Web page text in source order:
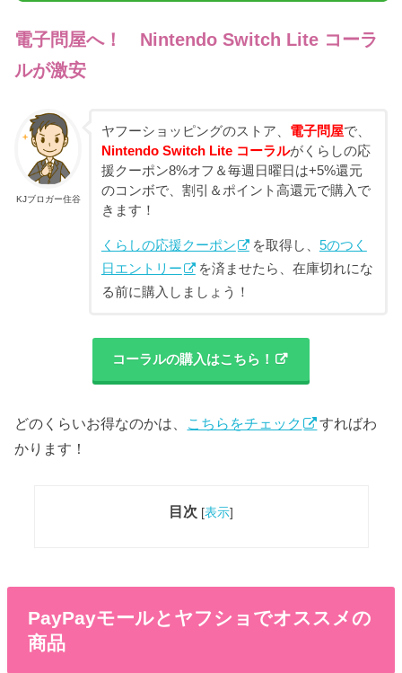
電子問屋へ！ Nintendo Switch Lite コーラ
ルが激安
KJブロガー住谷
ヤフーショッピングのストア、 電子問屋で、
Nintendo Switch Lite コーラルがくらしの応
援クーポン8%オフ＆毎週日曜日は+5%還元
のコンボで、割引＆ポイント高還元で購入で
きます！
くらしの応援クーポン を取得し、 5のつく
日エントリー
を済ませたら、在庫切れにな
る前に購入しましょう！
コーラルの購入はこちら！
どのくらいお得なのかは、 こちらをチェック
すればわ
かります！
目次 [表示]
PayPayモールとヤフショでオススメの
商品